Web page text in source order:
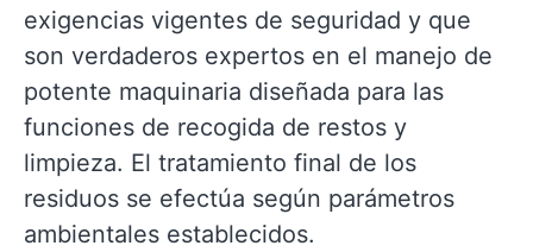
exigencias vigentes de seguridad y que
son verdaderos expertos en el manejo de
potente maquinaria diseñada para las
funciones de recogida de restos y
limpieza. El tratamiento final de los
residuos se efectúa según parámetros
ambientales establecidos.